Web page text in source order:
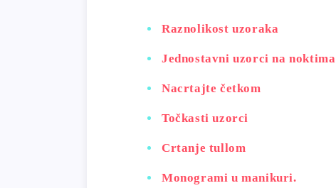
Raznolikost uzoraka
Jednostavni uzorci na noktima
Nacrtajte četkom
Točkasti uzorci
Crtanje tullom
Monogrami u manikuri.